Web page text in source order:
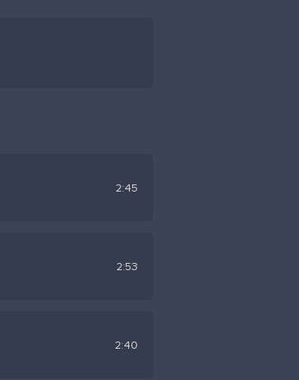
2:45
2:53
2:40